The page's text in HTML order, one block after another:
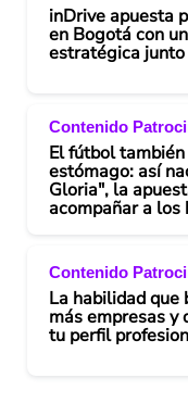
inDrive apuesta
en Bogotá con
estratégica junto
Contenido
El fútbol
estómago: así
Gloria", la
acompañar a los
Contenido
La habilidad que
más empresas y
tu perfil